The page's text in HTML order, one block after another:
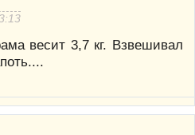
весит 3,7 кг. Взвешивал